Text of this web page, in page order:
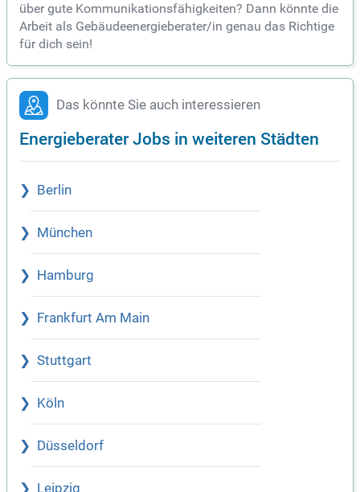
über gute Kommunikationsfähigkeiten? Dann könnte die
Arbeit als Gebäudeenergieberater/in genau das Richtige
für dich sein!
Das könnte Sie auch interessieren
Energieberater Jobs in weiteren Städten
Berlin
München
Hamburg
Frankfurt Am Main
Stuttgart
Köln
Düsseldorf
Leipzig